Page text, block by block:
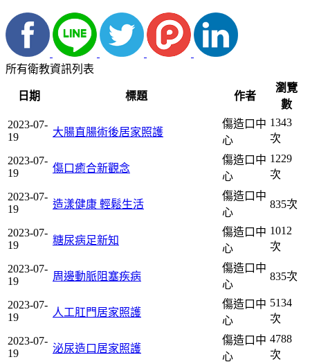
所有衛教資訊列表
日期 標題 作者
瀏覽
數
2023-07-
19
大腸直腸術後居家照護
傷造口中
心
1343
次
2023-07-
19
傷口癒合新觀念
傷造口中
心
1229
次
2023-07-
19
造漾健康 輕鬆生活
傷造口中
心
835次
2023-07-
19
糖尿病足新知
傷造口中
心
1012
次
2023-07-
19
周邊動脈阻塞疾病
傷造口中
心
835次
2023-07-
19
人工肛門居家照護
傷造口中
心
5134
次
2023-07-
19
泌尿造口居家照護
傷造口中
心
4788
次